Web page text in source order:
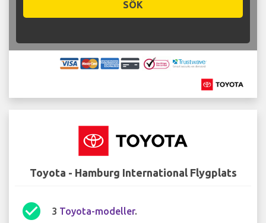
SÖK
Toyota - Hamburg International Flygplats
check_circle 3 Toyota-modeller.